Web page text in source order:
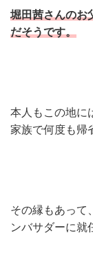
堀田茜さんのお
だそうです。
本人もこの地に
家族で何度も帰
その縁もあって
ンバサダーに就